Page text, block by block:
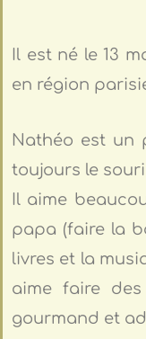
Il est né le 13
en région
Nathéo est un
toujours le
Il aime
papa (faire la
livres et la
aime faire
gourmand et